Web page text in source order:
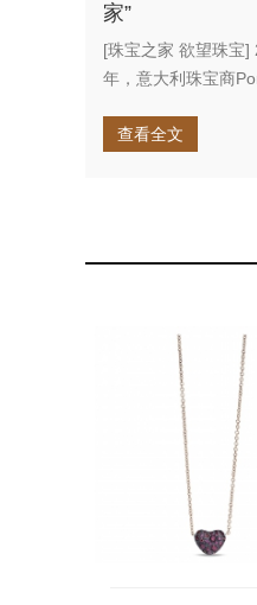
家”
[珠宝之家 欲望珠宝]
年，意大利珠宝商
查看全文